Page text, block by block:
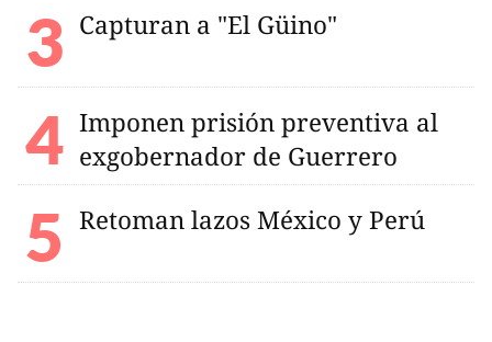
Capturan a "El Güino"
Imponen prisión preventiva al
exgobernador de Guerrero
Retoman lazos México y Perú